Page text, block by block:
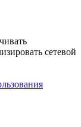
сетевой